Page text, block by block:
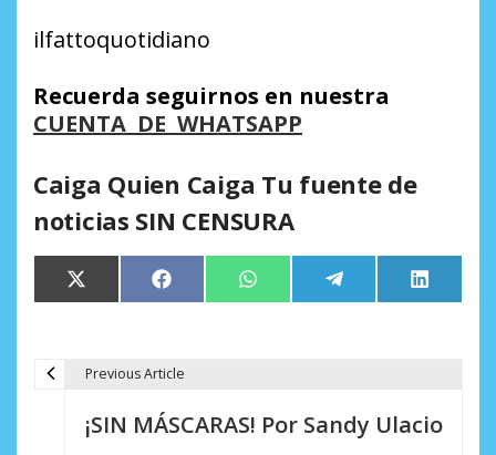
ilfattoquotidiano
Recuerda seguirnos en nuestra
CUENTA DE WHATSAPP
Caiga Quien Caiga Tu fuente de
noticias SIN CENSURA
Compartir
en
X
(Twitter)
Compartir
en
Facebook Compartir
en
WhatsApp Compartir
en
Telegram
en
LinkedIn
Previous Article
¡SIN MÁSCARAS! Por Sandy Ulacio